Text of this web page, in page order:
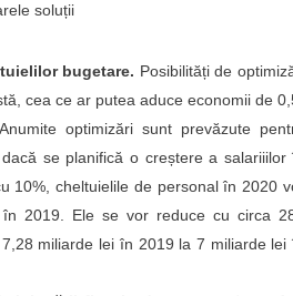
soluții
bugetare. Posibilități de
cea ce ar putea aduce economii de
optimizări sunt prevăzute
se planifică o creștere a salariiilor
10%, cheltuielile de personal în 2020
2019. Ele se vor reduce cu circa
miliarde lei în 2019 la 7 miliarde lei